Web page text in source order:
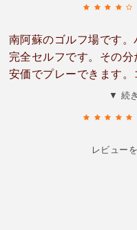
南阿蘇のゴルフ場です
完全セルフです。その
安価でプレーできます
多く、クリークもあっ
す。阿蘇の五岳を観な
▼ 続
レビュー